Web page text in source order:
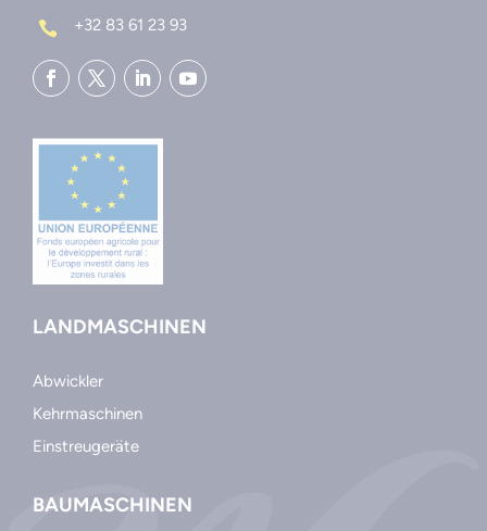
 +32 83 61 23 93
LANDMASCHINEN
Abwickler
Kehrmaschinen
Einstreugeräte
BAUMASCHINEN